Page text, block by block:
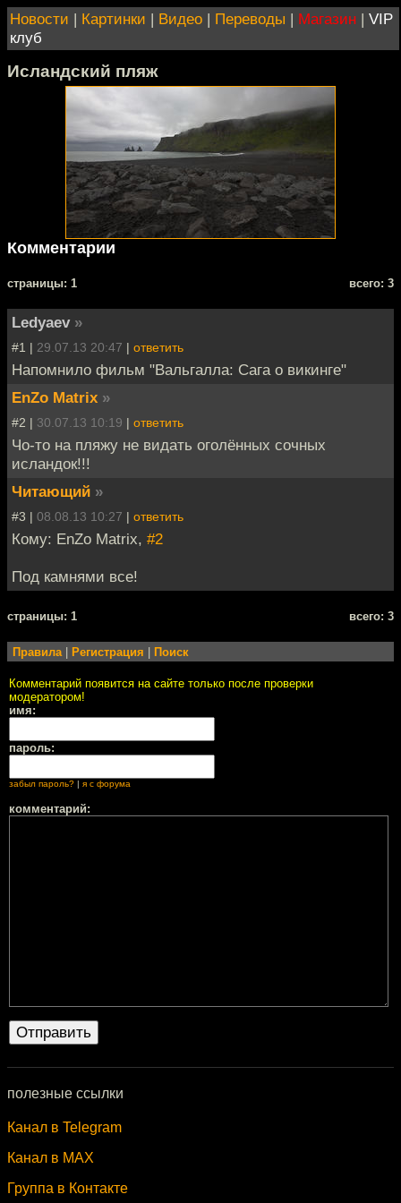
Новости | Картинки | Видео | Переводы | Магазин | VIP
клуб
Исландский пляж
Комментарии
cтраницы: 1 всего: 3
Ledyaev »
#1 | 29.07.13 20:47 | ответить
Напомнило фильм "Вальгалла: Сага о викинге"
EnZo Matrix »
#2 | 30.07.13 10:19 | ответить
Чо-то на пляжу не видать оголённых сочных
исландок!!!
Читающий »
#3 | 08.08.13 10:27 | ответить
Кому: EnZo Matrix, #2
Под камнями все!
cтраницы: 1 всего: 3
Правила Регистрация Поиск
Комментарий появится на сайте только после проверки
модератором!
имя:
пароль:
забыл пароль? | я с форума
комментарий:
полезные ссылки
Канал в Telegram
Канал в MAX
Группа в Контакте